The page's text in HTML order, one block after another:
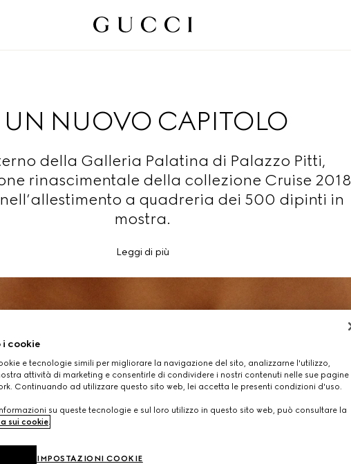
UN NUOVO CAPITOLO
della Galleria Palatina di Palazzo Pitti,
rinascimentale della collezione Cruise 2018
a quadreria dei 500 dipinti in
mostra.
Leggi di più
cookie
e tecnologie simili per migliorare la navigazione del sito, analizzarne l'utilizzo,
attività di marketing e consentirle di condividere i nostri contenuti nelle sue pagine
Continuando ad utilizzare questo sito web, lei accetta le presenti condizioni d'uso.
su queste tecnologie e sul loro utilizzo in questo sito web, può consultare la
sui cookie.
IMPOSTAZIONI COOKIE